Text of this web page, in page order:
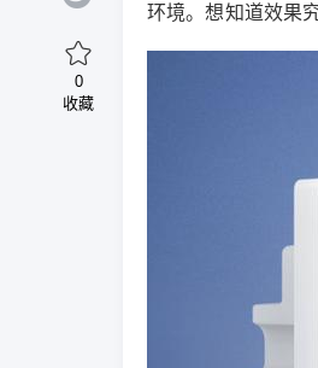
环境。想知道效果
0
收藏